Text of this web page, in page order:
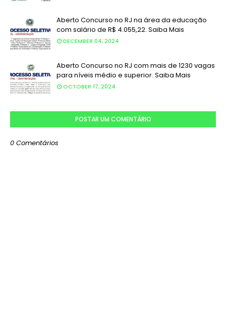
Aberto Concurso no RJ na área da educação
com salário de R$ 4.055,22. Saiba Mais
DECEMBER 04, 2024
Aberto Concurso no RJ com mais de 1230 vagas
para níveis médio e superior. Saiba Mais
OCTOBER 17, 2024
POSTAR UM COMENTÁRIO
0 Comentários